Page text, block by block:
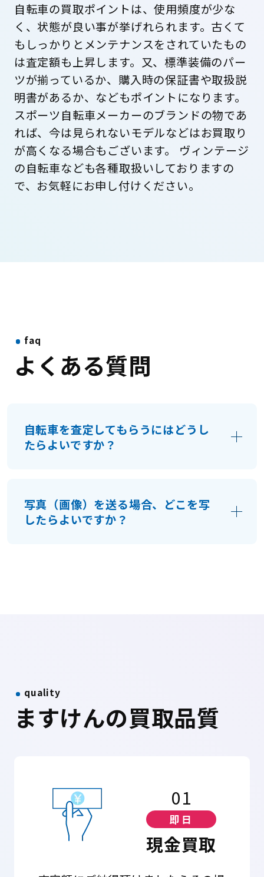
自転車の買取ポイントは、使用頻度が少な
く、状態が良い事が挙げれられます。古くて
もしっかりとメンテナンスをされていたもの
は査定額も上昇します。又、標準装備のパー
ツが揃っているか、購入時の保証書や取扱説
明書があるか、などもポイントになります。
スポーツ自転車メーカーのブランドの物であ
れば、今は見られないモデルなどはお買取り
が高くなる場合もございます。 ヴィンテージ
の自転車なども各種取扱いしておりますの
で、お気軽にお申し付けください。
faq
よくある質問
自転車を査定してもらうにはどうし
たらよいですか？
付属品の有無などをお知らせください。
写真（画像）を送る場合、どこを写
したらよいですか？
quality
ますけんの買取品質
01
即日
現金買取